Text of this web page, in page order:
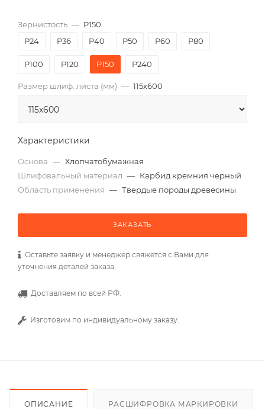
Зернистость — P150
P24
P36 P40 P50 P60 P80
P100 P120 P150 P240
Размер шлиф. листа (мм) — 115х600
Характеристики
Основа — Хлопчатобумажная
Шлифовальный материал — Карбид кремния черный
Область применения — Твердые породы древесины
ЗАКАЗАТЬ
Оставьте заявку и менеджер свяжется с Вами для
уточнения деталей заказа.
Доставляем по всей РФ.
Изготовим по индивидуальному заказу.
ОПИСАНИЕ РАСШИФРОВКА МАРКИРОВКИ